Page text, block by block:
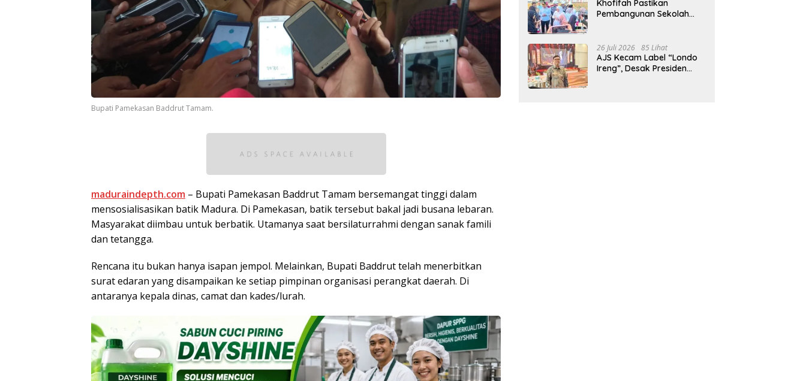
Bupati Pamekasan Baddrut Tamam.
maduraindepth.com – Bupati Pamekasan Baddrut Tamam bersemangat tinggi dalam
mensosialisasikan batik Madura. Di Pamekasan, batik tersebut bakal jadi busana lebaran.
Masyarakat diimbau untuk berbatik. Utamanya saat bersilaturrahmi dengan sanak famili
dan tetangga.
Rencana itu bukan hanya isapan jempol. Melainkan, Bupati Baddrut telah menerbitkan
surat edaran yang disampaikan ke setiap pimpinan organisasi perangkat daerah. Di
antaranya kepala dinas, camat dan kades/lurah.
Khofifah Pastikan
Pembangunan Sekolah
Indonesia Emas
26 Juli 2026 85 Lihat
AJS Kecam Label “Londo
Ireng”, Desak Presiden